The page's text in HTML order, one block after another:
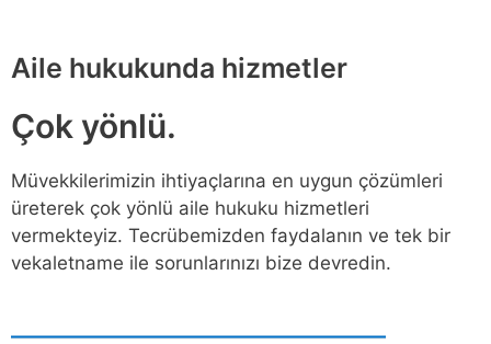
Aile hukukunda hizmetler
Çok yönlü.
Müvekkilerimizin ihtiyaçlarına en uygun çözümleri
üreterek çok yönlü aile hukuku hizmetleri
vermekteyiz. Tecrübemizden faydalanın ve tek bir
vekaletname ile sorunlarınızı bize devredin.